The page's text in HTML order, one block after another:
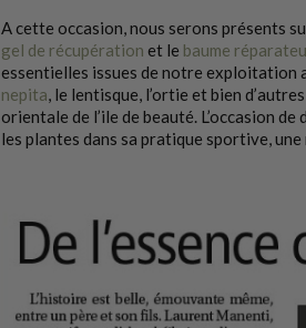
A cette occasion, nous serons présents
gel de récupération et le baume
essentielles issues de notre exploitation
nepita, le lentisque, l’ortie et bien
orientale de l’ile de beauté. L’occasion
les plantes dans sa pratique sportive,